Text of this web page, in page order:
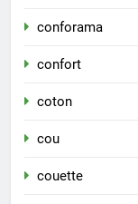
conforama
confort
coton
cou
couette